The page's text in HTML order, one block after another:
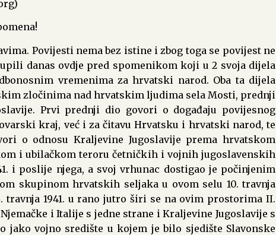
Povijesti nema bez istine i zbog toga se povijest ne
danas ovdje pred spomenikom koji u 2 svoja dijela
vremenima za hrvatski narod. Oba ta dijela
zločinima nad hrvatskim ljudima sela Mosti, prednji
Prvi prednji dio govori o događaju povijesnog
kraj, već i za čitavu Hrvatsku i hrvatski narod, te
o odnosu Kraljevine Jugoslavije prema hrvatskom
i ubilačkom teroru četničkih i vojnih jugoslavenskih
i poslije njega, a svoj vrhunac dostigao je počinjenim
skupinom hrvatskih seljaka u ovom selu 10. travnja
travnja 1941. u rano jutro širi se na ovim prostorima II.
i Italije s jedne strane i Kraljevine Jugoslavije s
jako vojno središte u kojem je bilo sjedište Slavonske